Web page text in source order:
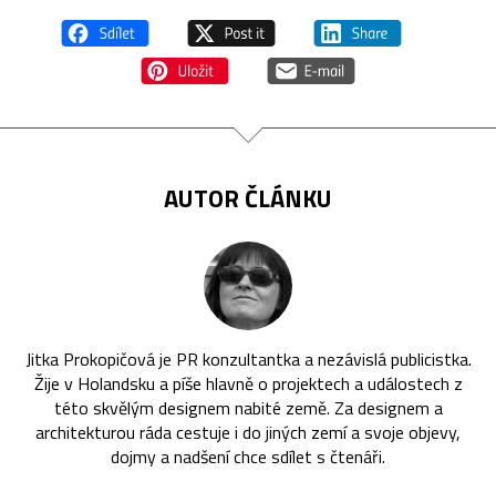
AUTOR ČLÁNKU
Jitka Prokopičová je PR konzultantka a nezávislá publicistka.
Žije v Holandsku a píše hlavně o projektech a událostech z
této skvělým designem nabité země. Za designem a
architekturou ráda cestuje i do jiných zemí a svoje objevy,
dojmy a nadšení chce sdílet s čtenáři.